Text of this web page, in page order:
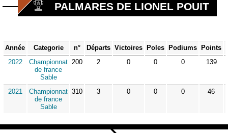
PALMARES DE LIONEL POUIT
Année Categorie n° Départs Victoires Poles Podiums Points
2022
Championnat
de france
Sable
200 2 0 0 0 139
2021
Championnat
de france
Sable
310 3 0 0 0 46